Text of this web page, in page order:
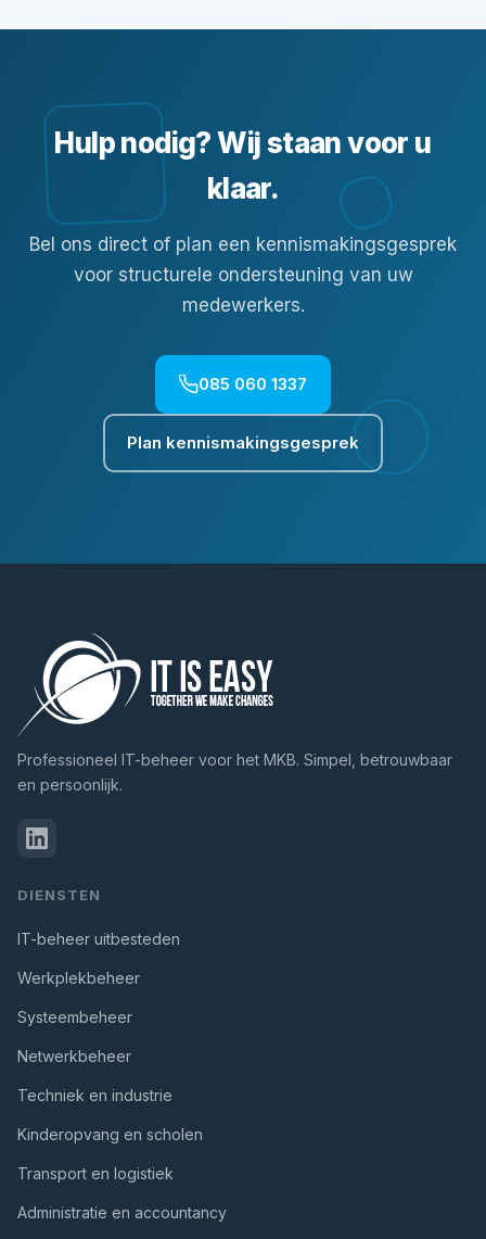
Hulpnodig?Wijstaan voor u
klaar.
Bel ons direct of plan een kennismakingsgesprek
voor structurele ondersteuning van uw
medewerkers.
085 060 1337
Plan kennismakingsgesprek
Professioneel IT-beheer voor het MKB. Simpel, betrouwbaar
en persoonlijk.
DIENSTEN
IT-beheer uitbesteden
Werkplekbeheer
Systeembeheer
Netwerkbeheer
Techniek en industrie
Kinderopvang en scholen
Transport en logistiek
Administratie en accountancy